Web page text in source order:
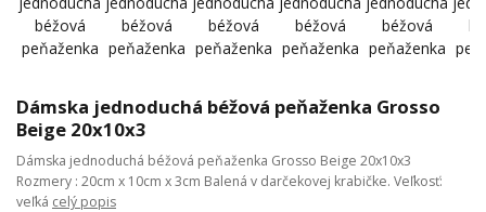
Dámska jednoduchá béžová peňaženka Grosso
Beige 20x10x3
Dámska jednoduchá béžová peňaženka Grosso Beige 20x10x3
Rozmery : 20cm x 10cm x 3cm Balená v darčekovej krabičke. Veľkosť:
veľká celý popis